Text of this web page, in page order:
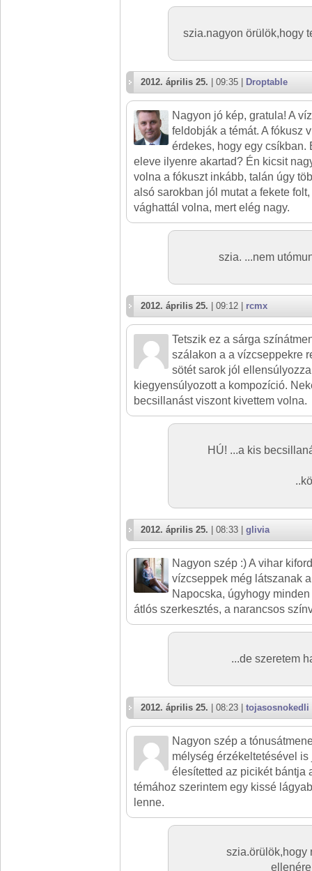
szia.nagyon örülök,hogy
2012. április 25. | 09:35 | Droptable
Nagyon jó kép, gratula! A
feldobják a témát. A fókusz
érdekes, hogy egy csíkban.
eleve ilyenre akartad? Én kicsit
volna a fókuszt inkább, talán úgy
alsó sarokban jól mutat a fekete
vághattál volna, mert elég nagy.
szia. ...nem
2012. április 25. | 09:12 | rcmx
Tetszik ez a sárga
szálakon a a vízcseppekre
sötét sarok jól
kiegyensúlyozott a kompozíció.
becsillanást viszont kivettem volna.
HÚ! ...a kis
2012. április 25. | 08:33 | glivia
Nagyon szép :) A vihar
vízcseppek még látszanak
Napocska, úgyhogy
átlós szerkesztés, a narancsos
...de szeretem
2012. április 25. | 08:23 | tojasosnokedli
Nagyon szép a
mélység érzékeltetésével
élesítetted az picikét bántja
témához szerintem egy kissé
lenne.
szia.örülök,hogy